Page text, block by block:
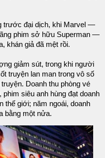
trước đại dịch, khi Marvel —
phim sở hữu Superman —
khán giả đã mệt rồi.
giảm sút, trong khi người
truyện lan man trong vô số
Doanh thu phòng vé
siêu anh hùng đạt doanh
thế giới; năm ngoái, doanh
bằng một nửa.